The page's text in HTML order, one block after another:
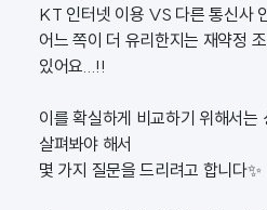
KT 인터넷 이용 VS 다른 통신사
어느 쪽이 더 유리한지는 재약정
있어요...!!
이를 확실하게 비교하기 위해서는
살펴봐야 해서
몇 가지 질문을 드리려고 합니다✨